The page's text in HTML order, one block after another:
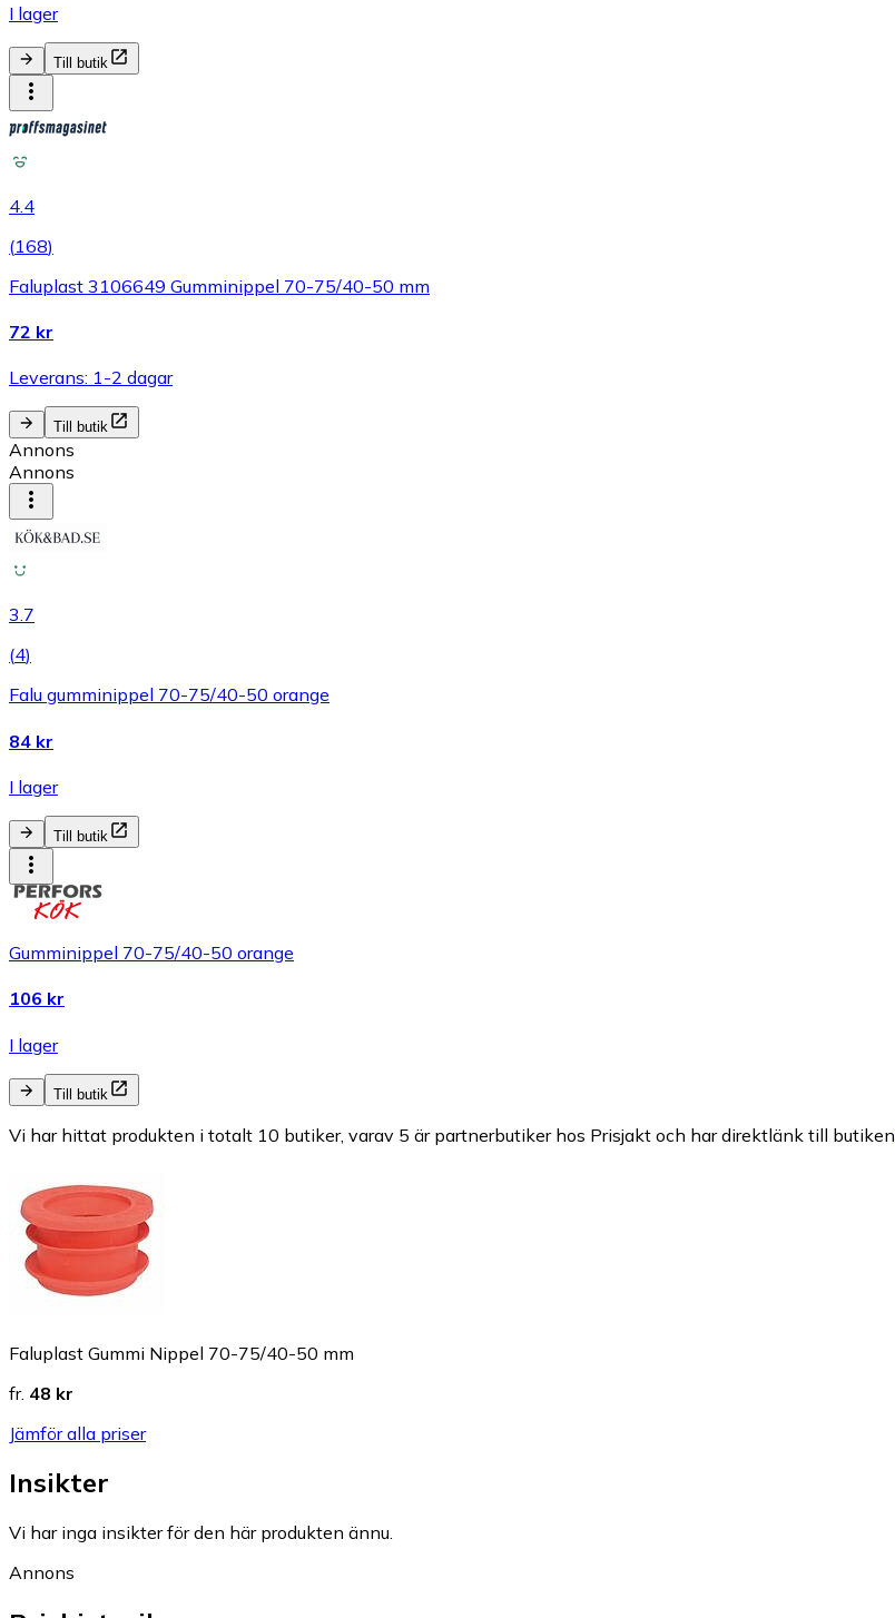
I lager
Till butik
4.4
(168)
Faluplast 3106649 Gumminippel 70-75/40-50 mm
72 kr
Leverans: 1-2 dagar
Till butik
Annons
Annons
3.7
(4)
Falu gumminippel 70-75/40-50 orange
84 kr
I lager
Till butik
Gumminippel 70-75/40-50 orange
106 kr
I lager
Till butik
Vi har hittat produkten i totalt 10 butiker, varav 5 är partnerbutiker hos Prisjakt och har direktlänk till butiken.
Faluplast Gummi Nippel 70-75/40-50 mm
fr. 48 kr
Jämför alla priser
Insikter
Vi har inga insikter för den här produkten ännu.
Annons